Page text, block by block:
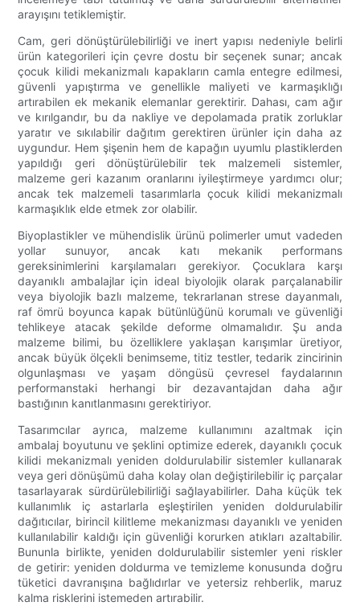
arayışını tetiklemiştir.
Cam, geri dönüştürülebilirliği ve inert yapısı nedeniyle belirli
ürün kategorileri için çevre dostu bir seçenek sunar; ancak
çocuk kilidi mekanizmalı kapakların camla entegre edilmesi,
güvenli yapıştırma ve genellikle maliyeti ve karmaşıklığı
artırabilen ek mekanik elemanlar gerektirir. Dahası, cam ağır
ve kırılgandır, bu da nakliye ve depolamada pratik zorluklar
yaratır ve sıkılabilir dağıtım gerektiren ürünler için daha az
uygundur. Hem şişenin hem de kapağın uyumlu plastiklerden
yapıldığı geri dönüştürülebilir tek malzemeli sistemler,
malzeme geri kazanım oranlarını iyileştirmeye yardımcı olur;
ancak tek malzemeli tasarımlarla çocuk kilidi mekanizmalı
karmaşıklık elde etmek zor olabilir.
Biyoplastikler ve mühendislik ürünü polimerler umut vadeden
yollar sunuyor, ancak katı mekanik performans
gereksinimlerini karşılamaları gerekiyor. Çocuklara karşı
dayanıklı ambalajlar için ideal biyolojik olarak parçalanabilir
veya biyolojik bazlı malzeme, tekrarlanan strese dayanmalı,
raf ömrü boyunca kapak bütünlüğünü korumalı ve güvenliği
tehlikeye atacak şekilde deforme olmamalıdır. Şu anda
malzeme bilimi, bu özelliklere yaklaşan karışımlar üretiyor,
ancak büyük ölçekli benimseme, titiz testler, tedarik zincirinin
olgunlaşması ve yaşam döngüsü çevresel faydalarının
performanstaki herhangi bir dezavantajdan daha ağır
bastığının kanıtlanmasını gerektiriyor.
Tasarımcılar ayrıca, malzeme kullanımını azaltmak için
ambalaj boyutunu ve şeklini optimize ederek, dayanıklı çocuk
kilidi mekanizmalı yeniden doldurulabilir sistemler kullanarak
veya geri dönüşümü daha kolay olan değiştirilebilir iç parçalar
tasarlayarak sürdürülebilirliği sağlayabilirler. Daha küçük tek
kullanımlık iç astarlarla eşleştirilen yeniden doldurulabilir
dağıtıcılar, birincil kilitleme mekanizması dayanıklı ve yeniden
kullanılabilir kaldığı için güvenliği korurken atıkları azaltabilir.
Bununla birlikte, yeniden doldurulabilir sistemler yeni riskler
de getirir: yeniden doldurma ve temizleme konusunda doğru
tüketici davranışına bağlıdırlar ve yetersiz rehberlik, maruz
kalma risklerini istemeden artırabilir.